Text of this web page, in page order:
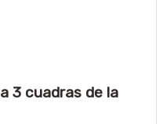
3 cuadras de la